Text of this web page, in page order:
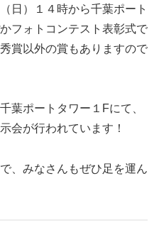
日）１４時から千葉ポート
フォトコンテスト表彰式で
賞以外の賞もありますので
葉ポートタワー１Fにて、
会が行われています！
、みなさんもぜひ足を運ん